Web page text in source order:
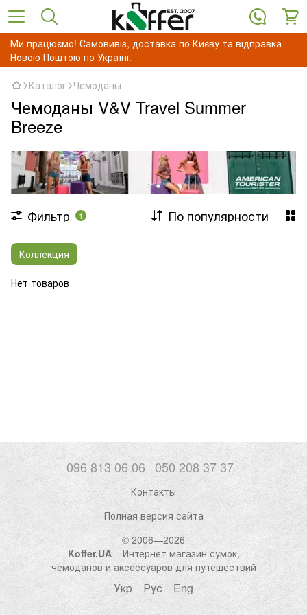
Ми працюємо! Самовивіз, доставка по Києву та відправка
Новою Поштою по Україні.
Каталог Чемоданы
Чемоданы V&V Travel Summer
Breeze
Фильтр 1 По популярности
Коллекция
Нет товаров
096 813 06 06 050 208 37 37
Контакты
Полная версия сайта
© 2006—2026
Koffer.UA– Интернет магазин сумок,
чемоданов и аксессуаров для путешествий
Укр Рус Eng